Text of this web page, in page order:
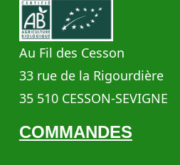
Au Fil des Cesson
33 rue de la Rigourdière
35 510 CESSON-SEVIGNE
COMMANDES